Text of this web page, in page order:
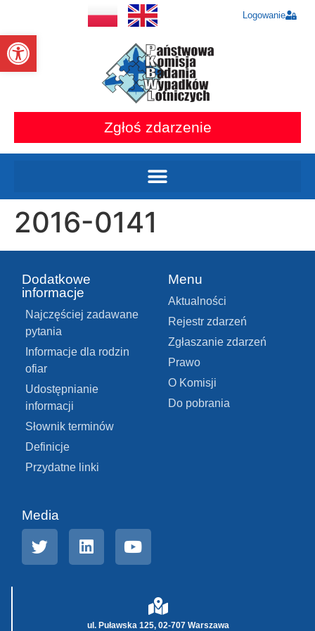
Otwórz pasek narzędzi
Logowanie
Zgłoś zdarzenie
2016-0141
Dodatkowe
informacje
Najczęściej zadawane
pytania
Informacje dla rodzin
ofiar
Udostępnianie
informacji
Słownik terminów
Definicje
Przydatne linki
Menu
Aktualności
Rejestr zdarzeń
Zgłaszanie zdarzeń
Prawo
O Komisji
Do pobrania
Media
ul. Puławska 125, 02-707 Warszawa